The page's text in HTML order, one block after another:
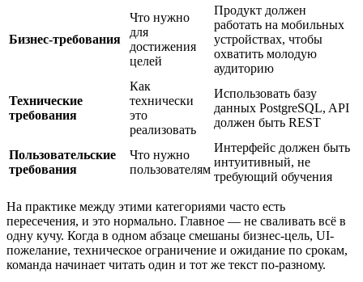
Бизнес-требования
Что нужно
для
достижения
целей
Продукт должен
работать на мобильных
устройствах, чтобы
охватить молодую
аудиторию
Технические
требования
Как
технически
это
реализовать
Использовать базу
данных PostgreSQL, API
должен быть REST
Пользовательские
требования
Что нужно
пользователям
Интерфейс должен быть
интуитивный, не
требующий обучения
На практике между этими категориями часто есть
пересечения, и это нормально. Главное — не сваливать всё в
одну кучу. Когда в одном абзаце смешаны бизнес-цель, UI-
пожелание, техническое ограничение и ожидание по срокам,
команда начинает читать один и тот же текст по-разному.